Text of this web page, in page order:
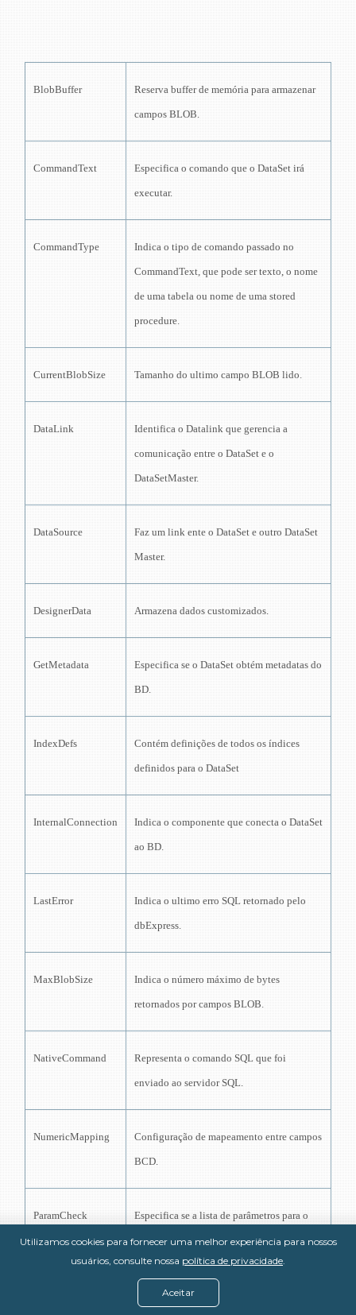
BlobBuffer Reserva buffer de memória para armazenar
campos BLOB.
CommandText Especifica o comando que o DataSet irá
executar.
CommandType Indica o tipo de comando passado no
CommandText, que pode ser texto, o nome
de uma tabela ou nome de uma stored
procedure.
CurrentBlobSize Tamanho do ultimo campo BLOB lido.
DataLink Identifica o Datalink que gerencia a
comunicação entre o DataSet e o
DataSetMaster.
DataSource Faz um link ente o DataSet e outro DataSet
Master.
DesignerData Armazena dados customizados.
GetMetadata Especifica se o DataSet obtém metadatas do
BD.
IndexDefs Contém definições de todos os índices
definidos para o DataSet
InternalConnection Indica o componente que conecta o DataSet
ao BD.
LastError Indica o ultimo erro SQL retornado pelo
dbExpress.
MaxBlobSize Indica o número máximo de bytes
retornados por campos BLOB.
NativeCommand Representa o comando SQL que foi
enviado ao servidor SQL.
NumericMapping Configuração de mapeamento entre campos
BCD.
ParamCheck Especifica se a lista de parâmetros para o
Dataset é reconfigurada quando a consulta
muda.
Utilizamos cookies para fornecer uma melhor experiência para nossos
usuários, consulte nossa política de privacidade.
Aceitar